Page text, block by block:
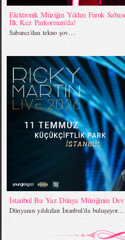
Elektronik Müziğin Yıldızı Faruk
İlk Kez Parkorman’da!
Sabancı’dan tekno şov…
İstanbul Bu Yaz Dünya Müziğinin
Dünyanın yıldızları İstanbul’da buluşuyor…